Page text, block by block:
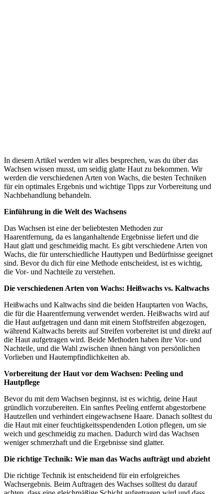
In diesem Artikel werden wir alles besprechen, was du über das
Wachsen wissen musst, um seidig glatte Haut zu bekommen. Wir
werden die verschiedenen Arten von Wachs, die besten Techniken
für ein optimales Ergebnis und wichtige Tipps zur Vorbereitung und
Nachbehandlung behandeln.
Einführung in die Welt des Wachsens
Das Wachsen ist eine der beliebtesten Methoden zur
Haarentfernung, da es langanhaltende Ergebnisse liefert und die
Haut glatt und geschmeidig macht. Es gibt verschiedene Arten von
Wachs, die für unterschiedliche Hauttypen und Bedürfnisse geeignet
sind. Bevor du dich für eine Methode entscheidest, ist es wichtig,
die Vor- und Nachteile zu verstehen.
Die verschiedenen Arten von Wachs: Heißwachs vs. Kaltwachs
Heißwachs und Kaltwachs sind die beiden Hauptarten von Wachs,
die für die Haarentfernung verwendet werden. Heißwachs wird auf
die Haut aufgetragen und dann mit einem Stoffstreifen abgezogen,
während Kaltwachs bereits auf Streifen vorbereitet ist und direkt auf
die Haut aufgetragen wird. Beide Methoden haben ihre Vor- und
Nachteile, und die Wahl zwischen ihnen hängt von persönlichen
Vorlieben und Hautempfindlichkeiten ab.
Vorbereitung der Haut vor dem Wachsen: Peeling und
Hautpflege
Bevor du mit dem Wachsen beginnst, ist es wichtig, deine Haut
gründlich vorzubereiten. Ein sanftes Peeling entfernt abgestorbene
Hautzellen und verhindert eingewachsene Haare. Danach solltest du
die Haut mit einer feuchtigkeitsspendenden Lotion pflegen, um sie
weich und geschmeidig zu machen. Dadurch wird das Wachsen
weniger schmerzhaft und die Ergebnisse sind glatter.
Die richtige Technik: Wie man das Wachs aufträgt und abzieht
Die richtige Technik ist entscheidend für ein erfolgreiches
Wachsergebnis. Beim Auftragen des Wachses solltest du darauf